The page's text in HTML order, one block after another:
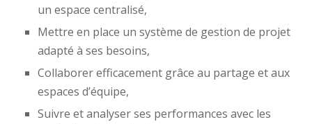
un espace centralisé,
Mettre en place un système de gestion de projet
adapté à ses besoins,
Collaborer efficacement grâce au partage et aux
espaces d’équipe,
Suivre et analyser ses performances avec les